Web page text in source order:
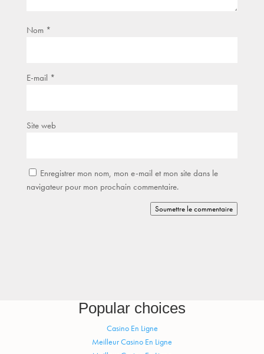
Nom *
E-mail *
Site web
Enregistrer mon nom, mon e-mail et mon site dans le
navigateur pour mon prochain commentaire.
Soumettre le commentaire
Popular choices
Casino En Ligne
Meilleur Casino En Ligne